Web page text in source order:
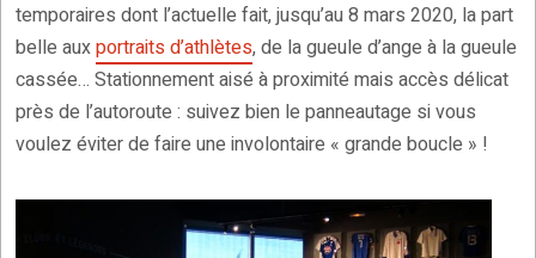
temporaires dont l’actuelle fait, jusqu’au 8 mars 2020, la part
belle auxportraits d’athlètes, de la gueule d’ange à la gueule
cassée… Stationnement aisé à proximité mais accès délicat
près de l’autoroute : suivez bien le panneautage si vous
voulez éviter de faire une involontaire « grande boucle » !